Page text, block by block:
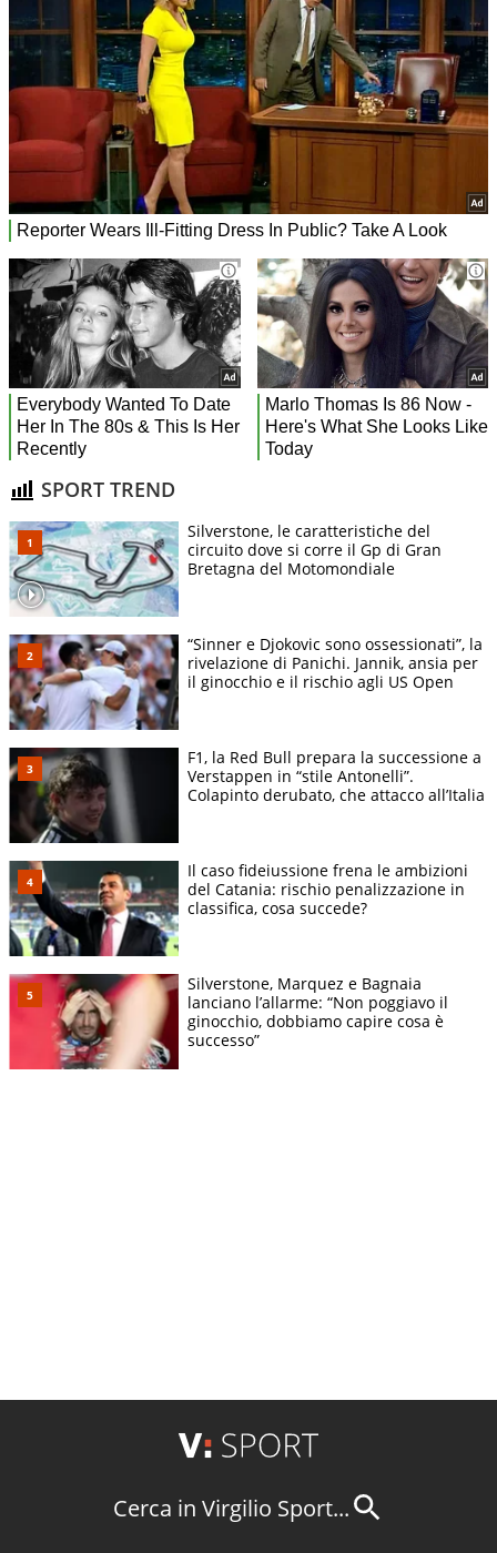
SPORT TREND
Silverstone, le caratteristiche del
circuito dove si corre il Gp di Gran
Bretagna del Motomondiale
“Sinner e Djokovic sono ossessionati”, la
rivelazione di Panichi. Jannik, ansia per
il ginocchio e il rischio agli US Open
F1, la Red Bull prepara la successione a
Verstappen in “stile Antonelli”.
Colapinto derubato, che attacco all’Italia
Il caso fideiussione frena le ambizioni
del Catania: rischio penalizzazione in
classifica, cosa succede?
Silverstone, Marquez e Bagnaia
lanciano l’allarme: “Non poggiavo il
ginocchio, dobbiamo capire cosa è
successo”
Cerca in Virgilio Sport...